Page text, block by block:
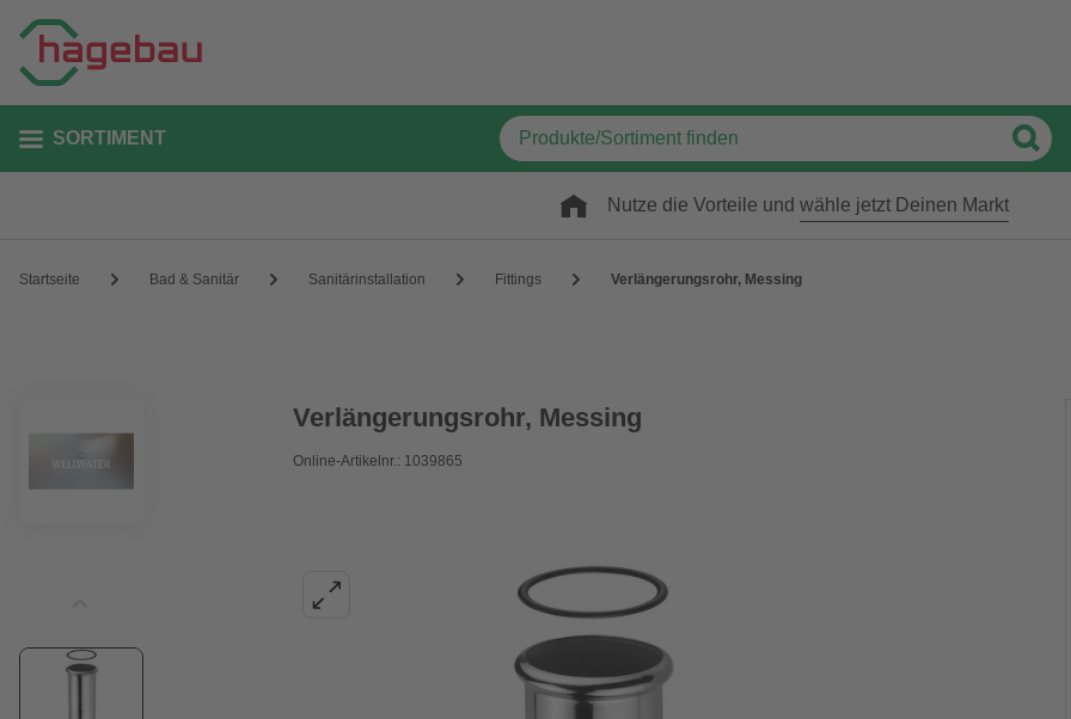
SORTIMENT
Nutze die Vorteile und wähle jetzt Deinen Markt
Startseite Bad & Sanitär Sanitärinstallation Fittings Verlängerungsrohr, Messing
Verlängerungsrohr, Messing
Online-Artikelnr.: 1039865